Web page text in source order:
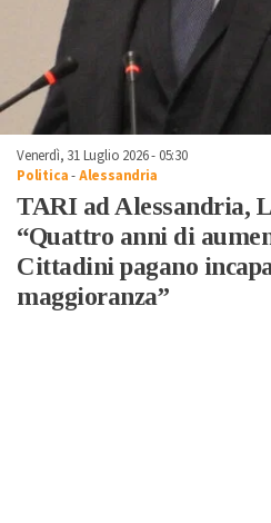
Venerdì, 31 Luglio 2026 - 05:30
Politica-Alessandria
TARI ad Alessandria,
“Quattro anni di
Cittadini pagano
maggioranza”